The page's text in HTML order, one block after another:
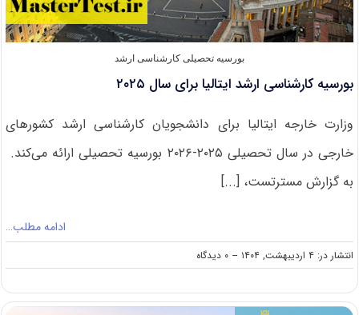
بورسیه تحصیلی کارشناسی ارشد
بورسیه کارشناسی ارشد ایتالیا برای سال ۲۰۲۵
وزارت خارجه ایتالیا برای دانشجویان کارشناسی ارشد کشورهای
خارجی در سال تحصیلی ۲۰۲۵-۲۰۲۶ بورسیه‌ تحصیلی ارائه می‌کند.
به گزارش مسترتست، [...]
ادامه مطلب…
انتشار در: ۴ اردیبهشت, ۱۴۰۴ -- ۰ دیدگاه
on
بورسیه
ارشد